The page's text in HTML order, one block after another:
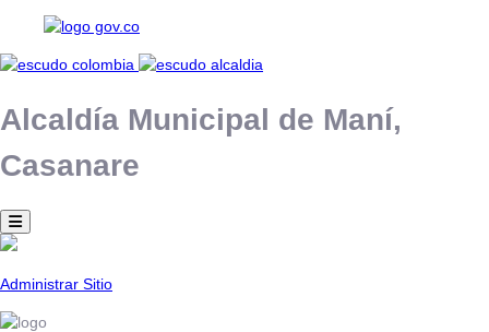
Alcaldía Municipal de Maní,
Casanare
Administrar Sitio